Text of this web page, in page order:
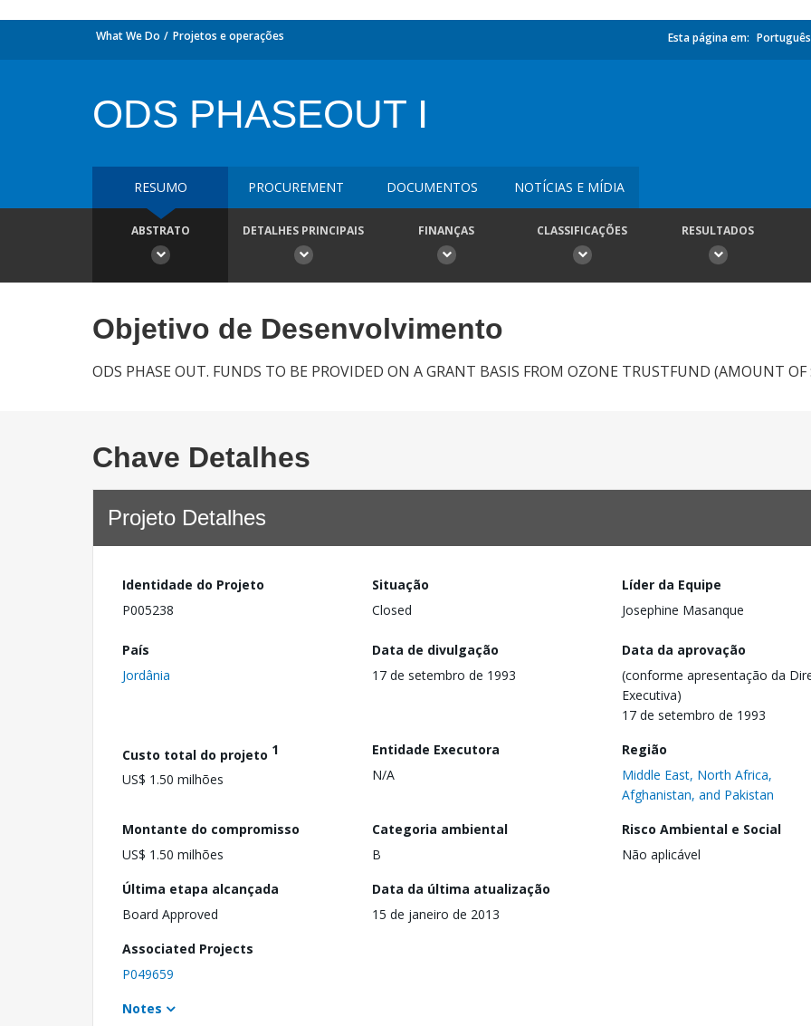
What We Do Projetos e operações Esta página em: Português
ODS PHASEOUT I
RESUMO PROCUREMENT DOCUMENTOS NOTÍCIAS E MÍDIA
ABSTRATO DETALHES PRINCIPAIS FINANÇAS CLASSIFICAÇÕES RESULTADOS
Objetivo de Desenvolvimento
ODS PHASE OUT. FUNDS TO BE PROVIDED ON A GRANT BASIS FROM OZONE TRUSTFUND (AMOUNT
Chave Detalhes
Projeto Detalhes
Identidade do Projeto
P005238
Situação
Closed
Líder da Equipe
Josephine Masanque
País
Jordânia
Data de divulgação
17 de setembro de 1993
Data da aprovação
(conforme apresentação da
Executiva)
17 de setembro de 1993
Custo total do projeto 1
US$ 1.50 milhões
Entidade Executora
N/A
Região
Middle East, North Africa,
Afghanistan, and Pakistan
Montante do compromisso
US$ 1.50 milhões
Categoria ambiental
B
Risco Ambiental e Social
Não aplicável
Última etapa alcançada
Board Approved
Data da última atualização
15 de janeiro de 2013
Associated Projects
P049659
Notes